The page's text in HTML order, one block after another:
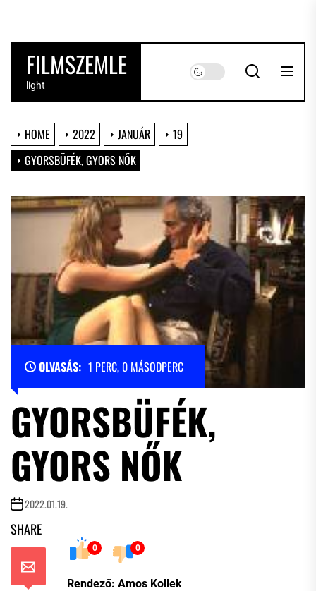
the
contentFILMSZEMLE
light
HOME 2022 JANUÁR
19
GYORSBÜFÉK, GYORS NŐK
OLVASÁS: 1 PERC, 0 MÁSODPERC
GYORSBÜFÉK,
GYORS NŐK
2022.01.19.
SHARE
0 0
Rendező: Amos Kollek